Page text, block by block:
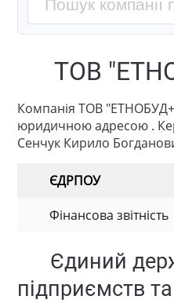
ТОВ
Компанія ТОВ
юридичною адресою .
Сенчук Кирило
ЄДРПОУ
Фінансова звітність
Єдиний
підприємств та